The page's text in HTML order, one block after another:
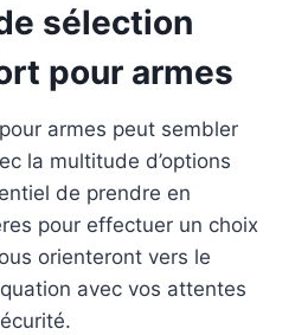
sélection
pour armes
armes peut sembler
la multitude d’options
de prendre en
pour effectuer un choix
orienteront vers le
avec vos attentes